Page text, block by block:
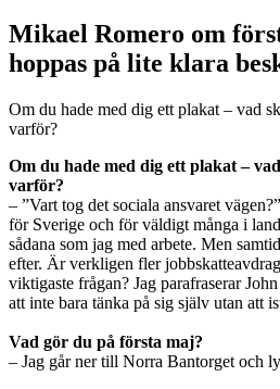
Mikael Romero om
hoppas på lite klara
Om du hade med dig ett plakat – vad
varför?
Om du hade med dig ett plakat –
varför?
– ”Vart tog det sociala ansvaret
för Sverige och för väldigt många i
sådana som jag med arbete. Men
efter. Är verkligen fler
viktigaste frågan? Jag parafraserar
att inte bara tänka på sig själv utan att
Vad gör du på första maj?
– Jag går ner till Norra Bantorget och